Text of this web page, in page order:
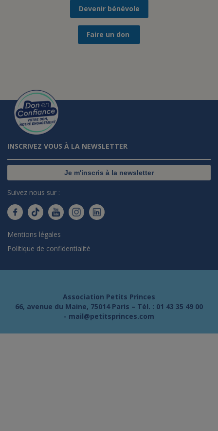
Devenir bénévole
Faire un don
INSCRIVEZ VOUS À LA NEWSLETTER
Je m'inscris à la newsletter
Suivez nous sur :
Mentions légales
Politique de confidentialité
Association Petits Princes
66, avenue du Maine, 75014 Paris – Tél. : 01 43 35 49 00
- mail@petitsprinces.com